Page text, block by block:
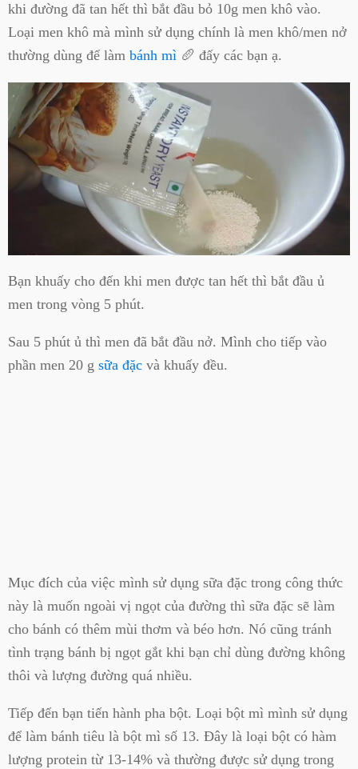
khi đường đã tan hết thì bắt đầu bỏ 10g men khô vào.
Loại men khô mà mình sử dụng chính là men khô/men nở
thường dùng để làm bánh mì 🥖 đấy các bạn ạ.
Bạn khuấy cho đến khi men được tan hết thì bắt đầu ủ
men trong vòng 5 phút.
Sau 5 phút ủ thì men đã bắt đầu nở. Mình cho tiếp vào
phần men 20 g sữa đặc và khuấy đều.
Mục đích của việc mình sử dụng sữa đặc trong công thức
này là muốn ngoài vị ngọt của đường thì sữa đặc sẽ làm
cho bánh có thêm mùi thơm và béo hơn. Nó cũng tránh
tình trạng bánh bị ngọt gắt khi bạn chỉ dùng đường không
thôi và lượng đường quá nhiều.
Tiếp đến bạn tiến hành pha bột. Loại bột mì mình sử dụng
để làm bánh tiêu là bột mì số 13. Đây là loại bột có hàm
lượng protein từ 13-14% và thường được sử dụng trong